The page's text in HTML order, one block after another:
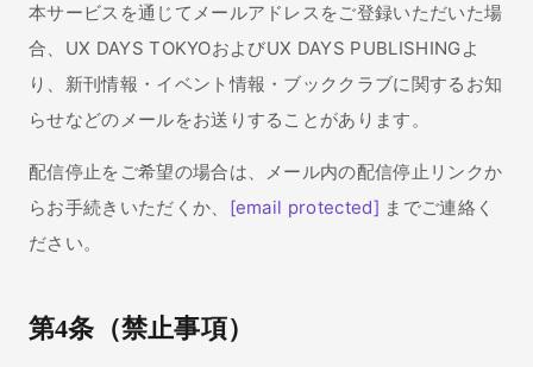
本サービスを通じてメールアドレスをご登録いただいた場
合、UX DAYS TOKYOおよびUX DAYS PUBLISHINGよ
り、新刊情報・イベント情報・ブッククラブに関するお知
らせなどのメールをお送りすることがあります。
配信停止をご希望の場合は、メール内の配信停止リンクか
らお手続きいただくか、 [email protected] までご連絡く
ださい。
第4条（禁止事項）